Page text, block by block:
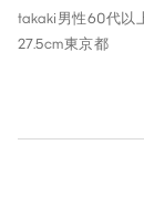
takaki 男性60代以
27.5cm東京都